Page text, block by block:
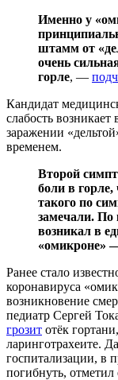
Именно у
штамм от
очень
горле, —
Кандидат
слабость
заражении
временем.
Второй
боли в
такого по
замечали. По
возникал в
«омикроне»
Ранее стало
коронавируса
возникновение
педиатр Сергей
грозит отёк
ларинготрахеите.
госпитализации, в
погибнуть, отметил